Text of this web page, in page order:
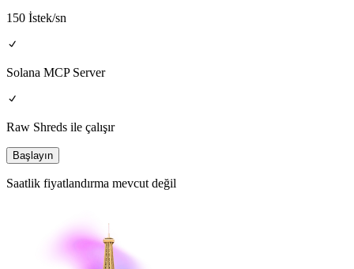
150 İstek/sn
Solana MCP Server
Raw Shreds ile çalışır
Başlayın
Saatlik fiyatlandırma mevcut değil